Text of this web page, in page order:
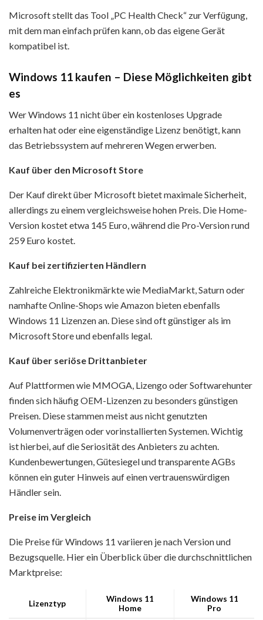
Microsoft stellt das Tool „PC Health Check“ zur Verfügung,
mit dem man einfach prüfen kann, ob das eigene Gerät
kompatibel ist.
Windows 11 kaufen – Diese Möglichkeiten gibt
es
Wer Windows 11 nicht über ein kostenloses Upgrade
erhalten hat oder eine eigenständige Lizenz benötigt, kann
das Betriebssystem auf mehreren Wegen erwerben.
Kauf über den Microsoft Store
Der Kauf direkt über Microsoft bietet maximale Sicherheit,
allerdings zu einem vergleichsweise hohen Preis. Die Home-
Version kostet etwa 145 Euro, während die Pro-Version rund
259 Euro kostet.
Kauf bei zertifizierten Händlern
Zahlreiche Elektronikmärkte wie MediaMarkt, Saturn oder
namhafte Online-Shops wie Amazon bieten ebenfalls
Windows 11 Lizenzen an. Diese sind oft günstiger als im
Microsoft Store und ebenfalls legal.
Kauf über seriöse Drittanbieter
Auf Plattformen wie MMOGA, Lizengo oder Softwarehunter
finden sich häufig OEM-Lizenzen zu besonders günstigen
Preisen. Diese stammen meist aus nicht genutzten
Volumenverträgen oder vorinstallierten Systemen. Wichtig
ist hierbei, auf die Seriosität des Anbieters zu achten.
Kundenbewertungen, Gütesiegel und transparente AGBs
können ein guter Hinweis auf einen vertrauenswürdigen
Händler sein.
Preise im Vergleich
Die Preise für Windows 11 variieren je nach Version und
Bezugsquelle. Hier ein Überblick über die durchschnittlichen
Marktpreise:
Lizenztyp
Windows 11
Home
Windows 11
Pro